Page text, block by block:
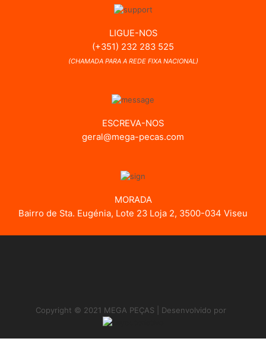
LIGUE-NOS
(+351) 232 283 525
(CHAMADA PARA A REDE FIXA NACIONAL)
ESCREVA-NOS
geral@mega-pecas.com
MORADA
Bairro de Sta. Eugénia, Lote 23 Loja 2, 3500-034 Viseu
Copyright © 2021 MEGA PEÇAS | Desenvolvido por